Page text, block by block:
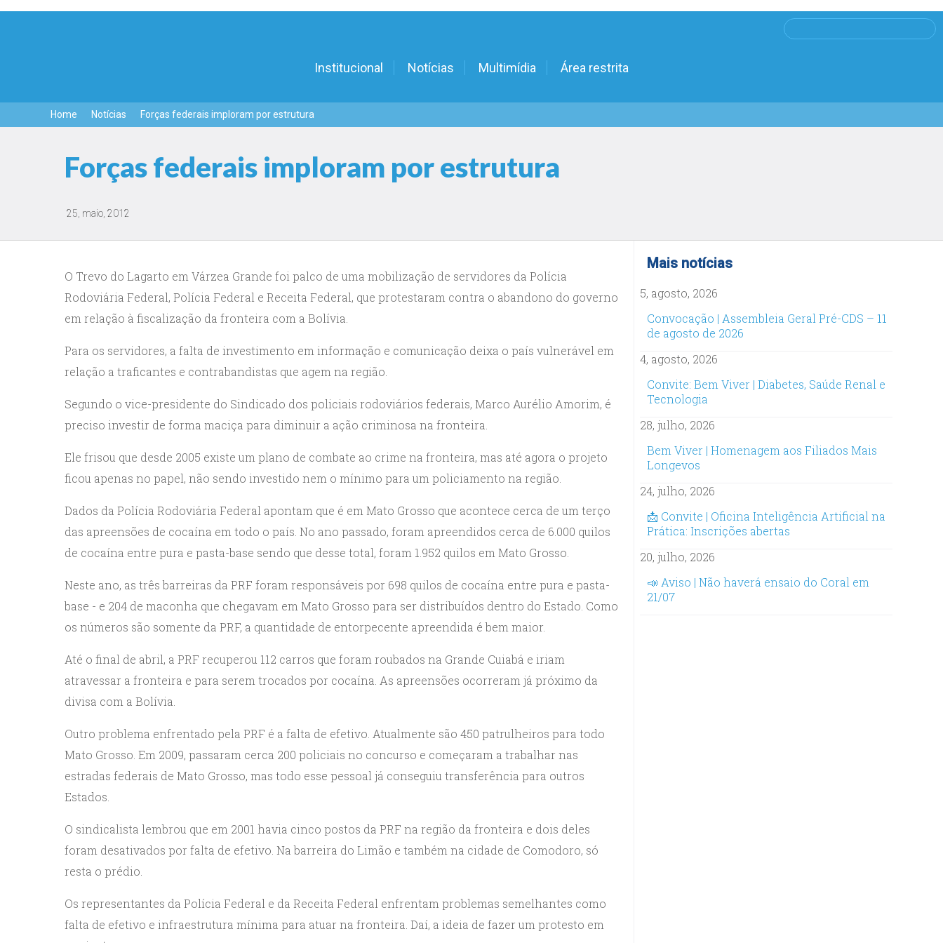
Institucional Notícias Multimídia Área restrita
Home Notícias Forças federais imploram por estrutura
Forças federais imploram por estrutura
25, maio, 2012
O Trevo do Lagarto em Várzea Grande foi palco de uma mobilização de servidores da Polícia
Rodoviária Federal, Polícia Federal e Receita Federal, que protestaram contra o abandono do governo
em relação à fiscalização da fronteira com a Bolívia.
Para os servidores, a falta de investimento em informação e comunicação deixa o país vulnerável em
relação a traficantes e contrabandistas que agem na região.
Segundo o vice-presidente do Sindicado dos policiais rodoviários federais, Marco Aurélio Amorim, é
preciso investir de forma maciça para diminuir a ação criminosa na fronteira.
Ele frisou que desde 2005 existe um plano de combate ao crime na fronteira, mas até agora o projeto
ficou apenas no papel, não sendo investido nem o mínimo para um policiamento na região.
Dados da Polícia Rodoviária Federal apontam que é em Mato Grosso que acontece cerca de um terço
das apreensões de cocaína em todo o país. No ano passado, foram apreendidos cerca de 6.000 quilos
de cocaína entre pura e pasta-base sendo que desse total, foram 1.952 quilos em Mato Grosso.
Neste ano, as três barreiras da PRF foram responsáveis por 698 quilos de cocaína entre pura e pasta-
base - e 204 de maconha que chegavam em Mato Grosso para ser distribuídos dentro do Estado. Como
os números são somente da PRF, a quantidade de entorpecente apreendida é bem maior.
Até o final de abril, a PRF recuperou 112 carros que foram roubados na Grande Cuiabá e iriam
atravessar a fronteira e para serem trocados por cocaína. As apreensões ocorreram já próximo da
divisa com a Bolívia.
Outro problema enfrentado pela PRF é a falta de efetivo. Atualmente são 450 patrulheiros para todo
Mato Grosso. Em 2009, passaram cerca 200 policiais no concurso e começaram a trabalhar nas
estradas federais de Mato Grosso, mas todo esse pessoal já conseguiu transferência para outros
Estados.
O sindicalista lembrou que em 2001 havia cinco postos da PRF na região da fronteira e dois deles
foram desativados por falta de efetivo. Na barreira do Limão e também na cidade de Comodoro, só
resta o prédio.
Os representantes da Polícia Federal e da Receita Federal enfrentam problemas semelhantes como
falta de efetivo e infraestrutura mínima para atuar na fronteira. Daí, a ideia de fazer um protesto em
Mais notícias
5, agosto, 2026
Convocação | Assembleia Geral Pré-CDS – 11
de agosto de 2026
4, agosto, 2026
Convite: Bem Viver | Diabetes, Saúde Renal e
Tecnologia
28, julho, 2026
Bem Viver | Homenagem aos Filiados Mais
Longevos
24, julho, 2026
📩 Convite | Oficina Inteligência Artificial na
Prática: Inscrições abertas
20, julho, 2026
📣 Aviso | Não haverá ensaio do Coral em
21/07